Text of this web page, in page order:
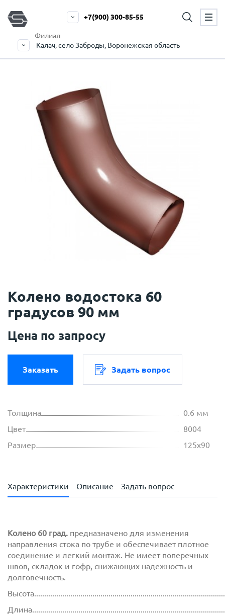
Филиал
Калач, село Заброды, Воронежская область
+7(900) 300-85-55
Колено водостока 60
градусов 90 мм
Цена по запросу
Заказать Задать вопрос
Толщина
0.6 мм
Цвет
8004
Размер
125х90
Характеристики Описание Задать вопрос
Колено 60 град. предназначено для изменения
направления стока по трубе и обеспечивает плотное
соединение и легкий монтаж. Не имеет поперечных
швов, складок и гофр, снижающих надежность и
долговечность.